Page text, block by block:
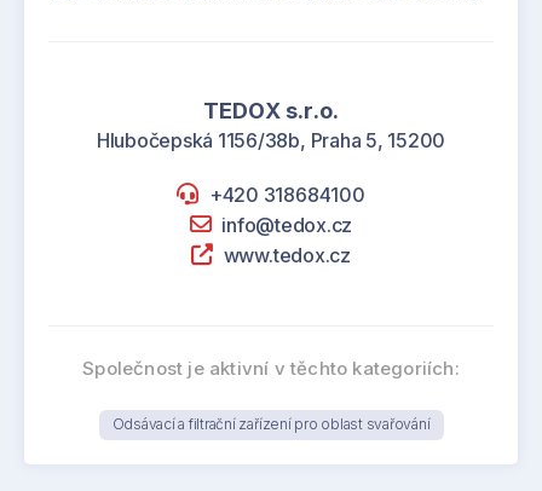
TEDOX s.r.o.
Hlubočepská 1156/38b, Praha 5, 15200
+420 318684100
info@tedox.cz
www.tedox.cz
Společnost je aktivní v těchto kategoriích:
Odsávací a filtrační zařízení pro oblast svařování